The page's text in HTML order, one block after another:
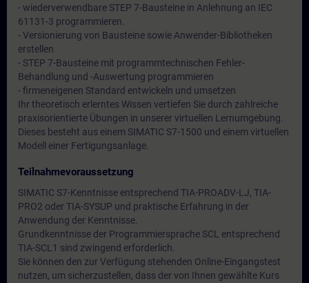
- wiederverwendbare STEP 7-Bausteine in Anlehnung an IEC
61131-3 programmieren.
- Versionierung von Bausteine sowie Anwender-Bibliotheken
erstellen
- STEP 7-Bausteine mit programmtechnischen Fehler-
Behandlung und -Auswertung programmieren
- firmeneigenen Standard entwickeln und umsetzen
Ihr theoretisch erlerntes Wissen vertiefen Sie durch zahlreiche
praxisorientierte Übungen in unserer virtuellen Lernumgebung.
Dieses besteht aus einem SIMATIC S7-1500 und einem virtuellen
Modell einer Fertigungsanlage.
Teilnahmevoraussetzung
SIMATIC S7-Kenntnisse entsprechend TIA-PROADV-LJ, TIA-
PRO2 oder TIA-SYSUP und praktische Erfahrung in der
Anwendung der Kenntnisse.
Grundkenntnisse der Programmiersprache SCL entsprechend
TIA-SCL1 sind zwingend erforderlich.
Sie können den zur Verfügung stehenden Online-Eingangstest
nutzen, um sicherzustellen, dass der von Ihnen gewählte Kurs